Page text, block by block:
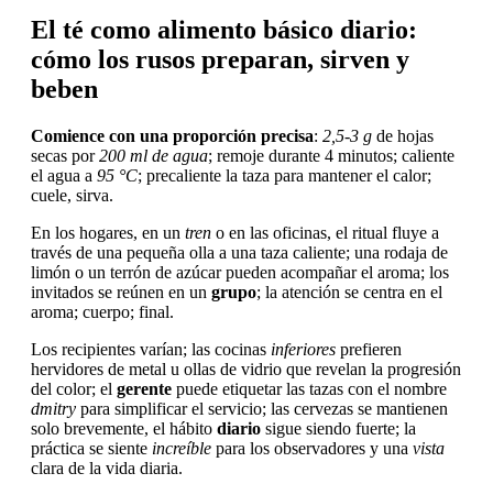
El té como alimento básico diario:
cómo los rusos preparan, sirven y
beben
Comience con una proporción precisa: 2,5-3 g de hojas
secas por200 ml de agua; remoje durante 4 minutos; caliente
el agua a 95 °C; precaliente la taza para mantener el calor;
cuele, sirva.
En los hogares, en un tren o en las oficinas, el ritual fluye a
través de una pequeña olla a una taza caliente; una rodaja de
limón o un terrón de azúcar pueden acompañar el aroma; los
invitados se reúnen en un grupo; la atención se centra en el
aroma; cuerpo; final.
Los recipientes varían; las cocinas inferiores prefieren
hervidores de metal u ollas de vidrio que revelan la progresión
del color; el gerente puede etiquetar las tazas con el nombre
dmitry para simplificar el servicio; las cervezas se mantienen
solo brevemente, el hábito diario sigue siendo fuerte; la
práctica se siente increíble para los observadores y una vista
clara de la vida diaria.